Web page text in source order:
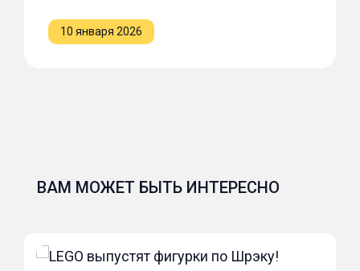
10 января 2026
ВАМ МОЖЕТ БЫТЬ ИНТЕРЕСНО